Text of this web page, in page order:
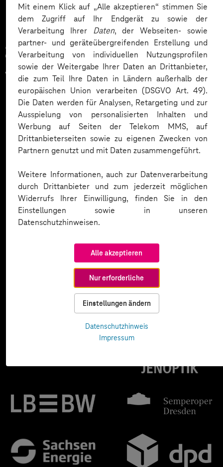
Mit einem Klick auf „Alle akzeptieren“ stimmen Sie
dem Zugriff auf Ihr Endgerät zu sowie der
Verarbeitung Ihrer Daten, der Webseiten- sowie
partner- und geräteübergreifenden Erstellung und
Verarbeitung von individuellen Nutzungsprofilen
sowie der Weitergabe Ihrer Daten an Drittanbieter,
die zum Teil Ihre Daten in Ländern außerhalb der
europäischen Union verarbeiten (DSGVO Art. 49).
Die Daten werden für Analysen, Retargeting und zur
Ausspielung von personalisierten Inhalten und
Werbung auf Seiten der Telekom MMS, auf
Drittanbieterseiten sowie zu eigenen Zwecken von
Partnern genutzt und mit Daten zusammengeführt.
Weitere Informationen, auch zur Datenverarbeitung
durch Drittanbieter und zum jederzeit möglichen
Widerrufs Ihrer Einwilligung, finden Sie in den
Einstellungen sowie in unseren
Datenschutzhinweisen.
Alle akzeptieren
Nur erforderliche
Einstellungen ändern
Datenschutzhinweis
Impressum
Zahlreiche Unternehmen
vertrauen auf unsere
Expertise. Hier eine Auswahl: